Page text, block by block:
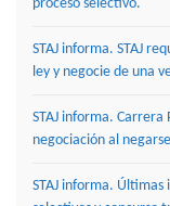
proceso selectivo.
STAJ informa. STAJ
ley y negocie de una
STAJ informa.
negociación al
STAJ informa.